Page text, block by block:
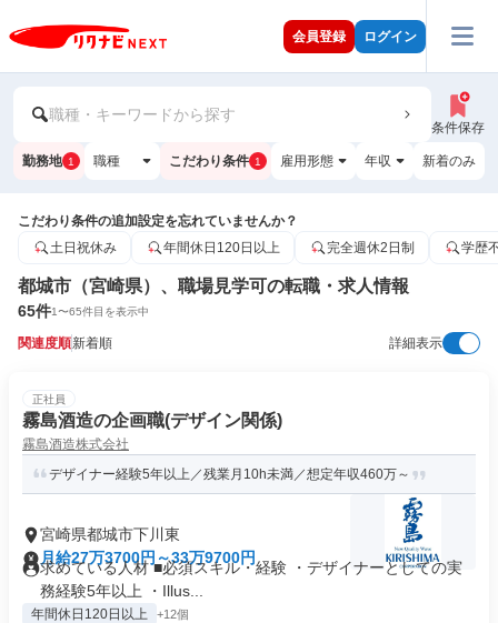
会員登録 ログイン
職種・キーワードから探す
条件保存
勤務地 1 職種 こだわり条件 1 雇用形態 年収 新着のみ
こだわり条件の追加設定を忘れていませんか？
土日祝休み
年間休日120日以上 完全週休2日制 学歴
都城市（宮崎県）、職場見学可の転職・求人情報
65件1〜65件目を表示中
関連度順新着順 詳細表示
正社員
霧島酒造の企画職(デザイン関係)
霧島酒造株式会社
デザイナー経験5年以上／残業月10h未満／想定年収460万～
宮崎県都城市下川東
月給27万3700円～33万9700円
求めている人材 ■必須スキル・経験 ・デザイナーとしての実
務経験5年以上 ・Illus...
年間休日120日以上 +12個